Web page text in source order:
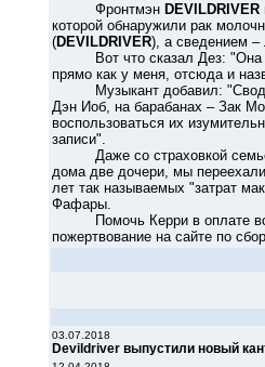
Фронтмэн DEVILDRIVER
которой обнаружили рак
(DEVILDRIVER), а сведением
Вот что сказал Дез: "Она
прямо как у меня, отсюда и
Музыкант добавил: "Сводил
Дэн Иоб, на барабанах – Зак
воспользоваться их
записи".
Даже со страховкой семье
дома две дочери, мы
лет так называемых "затрат
Фафары.
Помочь Керри в оплате
пожертвование на сайте по
03.07.2018
Devildriver выпустили новый